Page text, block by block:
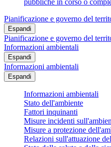
pubbliche in corso o
Pianificazione e governo del
Espandi
Pianificazione e governo del
Informazioni ambientali
Espandi
Informazioni ambientali
Espandi
Informazioni ambientali
Stato dell'ambiente
Fattori inquinanti
Misure incidenti
Misure a protezione
Relazioni sull'attuazione